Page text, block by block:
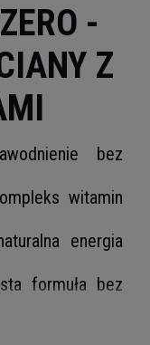
-
Z
bez
witamin
energia
formuła bez